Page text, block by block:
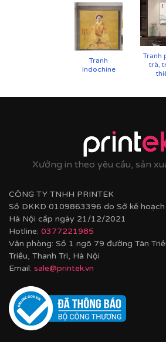
Tranh
Indochine
Tranh
trà,
Xưởng in theo yêu cầu, sản
CÔNG TY TNHH PRINTEK
Số DKKD 0109863396 do Sở kế
Hà Nội cấp ngày 21/12/2021
Hotline: 0377221985
Văn phòng: Số 1 ngõ 79 đường Tân
Triều, Thanh Trì, Hà Nội
Email: sale@printek.vn